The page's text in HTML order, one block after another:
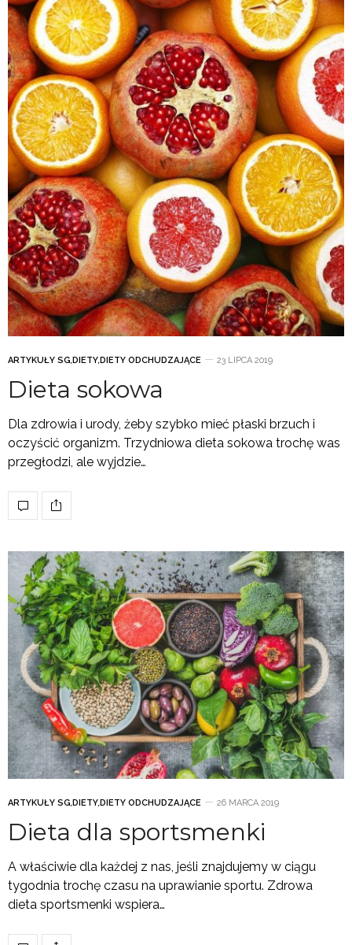
ARTYKUŁY SG,DIETY,DIETY ODCHUDZAJĄCE 23 LIPCA 2019
Dieta sokowa
Dla zdrowia i urody, żeby szybko mieć płaski brzuch i
oczyścić organizm. Trzydniowa dieta sokowa trochę was
przegłodzi, ale wyjdzie…
ARTYKUŁY SG,DIETY,DIETY ODCHUDZAJĄCE 26 MARCA 2019
Dieta dla sportsmenki
A właściwie dla każdej z nas, jeśli znajdujemy w ciągu
tygodnia trochę czasu na uprawianie sportu. Zdrowa
dieta sportsmenki wspiera…